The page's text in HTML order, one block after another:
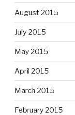
August 2015
July 2015
May 2015
April 2015
March 2015
February 2015